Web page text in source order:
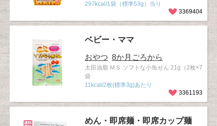
297kcal/1袋（標準53g）当り
3369404
ベビー・ママ
おやつ 8か月ごろから
太田油脂 ＭＳ ソフトな小魚せん 21g（2枚×7
袋
11kcal/2枚(標準3g)あたり
3361193
めん・即席麺・即席カップ麺